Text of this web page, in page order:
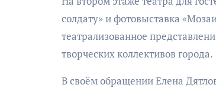
солдату» и фотовыставка
театрализованное
творческих коллективов города.
В своём обращении Елена